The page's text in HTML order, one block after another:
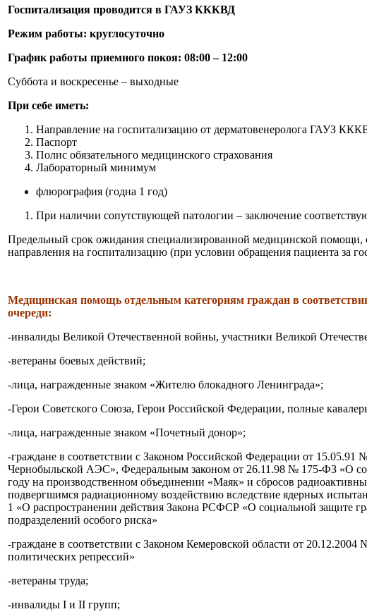
Госпитализация проводится в ГАУЗ КККВД
Режим работы: круглосуточно
График работы приемного покоя: 08:00 – 12:00
Суббота и воскресенье – выходные
При себе иметь:
Направление на госпитализацию от дерматовенеролога ГАУЗ
Паспорт
Полис обязательного медицинского страхования
Лабораторный минимум
флюрография (годна 1 год)
При наличии сопутствующей патологии – заключение
Предельный срок ожидания специализированной медицинской помощи,
направления на госпитализацию (при условии обращения пациента за
Медицинская помощь отдельным категориям граждан в
очереди:
-инвалиды Великой Отечественной войны, участники Великой
-ветераны боевых действий;
-лица, награжденные знаком «Жителю блокадного Ленинграда»;
-Герои Советского Союза, Герои Российской Федерации, полные
-лица, награжденные знаком «Почетный донор»;
-граждане в соответствии с Законом Российской Федерации от
Чернобыльской АЭС», Федеральным законом от 26.11.98 № 175-ФЗ «О
году на производственном объединении «Маяк» и сбросов
подвергшимся радиационному воздействию вследствие ядерных
1 «О распространении действия Закона РСФСР «О социальной защите
подразделений особого риска»
-граждане в соответствии с Законом Кемеровской области от
политических репрессий»
-ветераны труда;
-инвалиды I и II групп;